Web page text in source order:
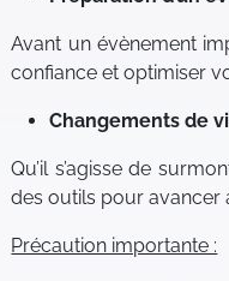
Avant un évènement
confiance et optimiser
Changements de
Qu’il s’agisse de
des outils pour avancer
Précaution importante :